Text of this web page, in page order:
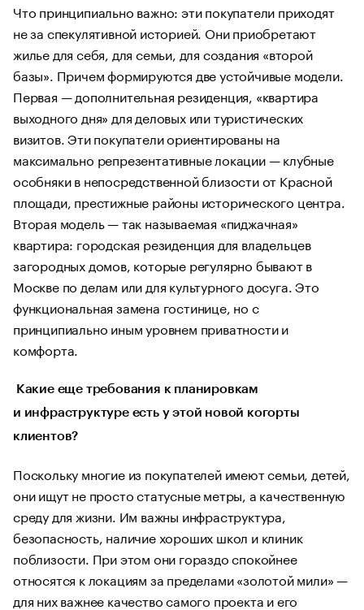
Что принципиально важно: эти покупатели приходят
не за спекулятивной историей. Они приобретают
жилье для себя, для семьи, для создания «второй
базы». Причем формируются две устойчивые модели.
Первая — дополнительная резиденция, «квартира
выходного дня» для деловых или туристических
визитов. Эти покупатели ориентированы на
максимально репрезентативные локации — клубные
особняки в непосредственной близости от Красной
площади, престижные районы исторического центра.
Вторая модель — так называемая «пиджачная»
квартира: городская резиденция для владельцев
загородных домов, которые регулярно бывают в
Москве по делам или для культурного досуга. Это
функциональная замена гостинице, но с
принципиально иным уровнем приватности и
комфорта.
Какие еще требования к планировкам
и инфраструктуре есть у этой новой когорты
клиентов?
Поскольку многие из покупателей имеют семьи, детей,
они ищут не просто статусные метры, а качественную
среду для жизни. Им важны инфраструктура,
безопасность, наличие хороших школ и клиник
поблизости. При этом они гораздо спокойнее
относятся к локациям за пределами «золотой мили» —
для них важнее качество самого проекта и его